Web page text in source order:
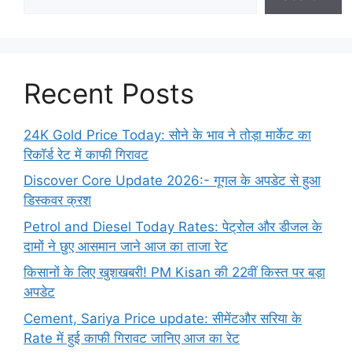
Recent Posts
24K Gold Price Today: सोने के भाव ने तोड़ा मार्केट का
रिकॉर्ड रेट में काफी गिरावट
Discover Core Update 2026:- गूगल के अपडेट से हुआ
डिस्कवर क्रश
Petrol and Diesel Today Rates: पेट्रोल और डीजल के
दामों ने छुए आसमान जाने आज का ताजा रेट
किसानों के लिए खुशखबरी! PM Kisan की 22वीं किस्त पर बड़ा
अपडेट
Cement, Sariya Price update: सीमेंटऔर सरिया के
Rate में हुई काफी गिरावट जानिए आज का रेट